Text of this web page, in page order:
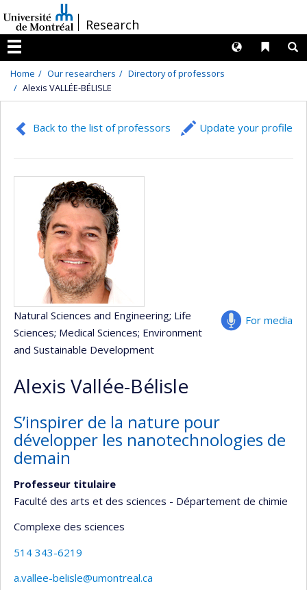
au
contenu
/Research
Menu
Liens
Langues
Home Our researchers
Directory of professors
Alexis VALLÉE-BÉLISLE
Back to the list of professors Update your profile
For media
Natural Sciences and Engineering; Life
Sciences; Medical Sciences; Environment
and Sustainable Development
Alexis Vallée-Bélisle
S’inspirer de la nature pour
développer les nanotechnologies de
demain
Professeur titulaire
Faculté des arts et des sciences - Département de chimie
Complexe des sciences
514 343-6219
a.vallee-belisle@umontreal.ca